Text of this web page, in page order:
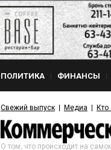
ПОЛИТИКА ФИНАНСЫ
Свежий выпуск Медиа Кто
О том, что происходит на